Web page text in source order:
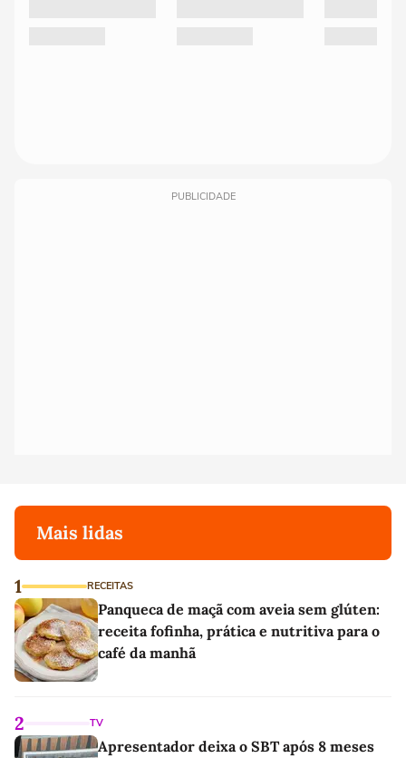
PUBLICIDADE
Mais lidas
1 RECEITAS
Panqueca de maçã com aveia sem glúten:
receita fofinha, prática e nutritiva para o
café da manhã
2 TV
Apresentador deixa o SBT após 8 meses